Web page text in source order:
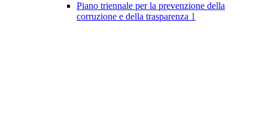
Piano triennale per la prevenzione della
corruzione e della trasparenza 1